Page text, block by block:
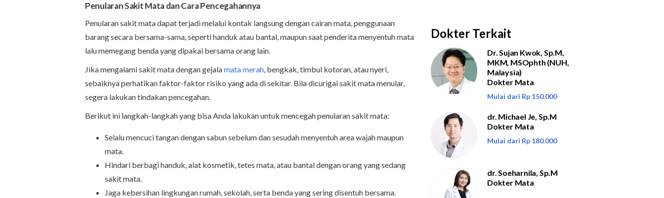
Penularan Sakit Mata dan Cara Pencegahannya
Penularan sakit mata dapat terjadi melalui kontak langsung dengan cairan mata, penggunaan
barang secara bersama-sama, seperti handuk atau bantal, maupun saat penderita menyentuh mata
lalu memegang benda yang dipakai bersama orang lain.
Jika mengalami sakit mata dengan gejalamata merah, bengkak, timbul kotoran, atau nyeri,
sebaiknya perhatikan faktor-faktor risiko yang ada di sekitar. Bila dicurigai sakit mata menular,
segera lakukan tindakan pencegahan.
Berikut ini langkah-langkah yang bisa Anda lakukan untuk mencegah penularan sakit mata:
Selalu mencuci tangan dengan sabun sebelum dan sesudah menyentuh area wajah maupun
mata.
Hindari berbagi handuk, alat kosmetik, tetes mata, atau bantal dengan orang yang sedang
sakit mata.
Jaga kebersihan lingkungan rumah, sekolah, serta benda yang sering disentuh bersama.
Dokter Terkait